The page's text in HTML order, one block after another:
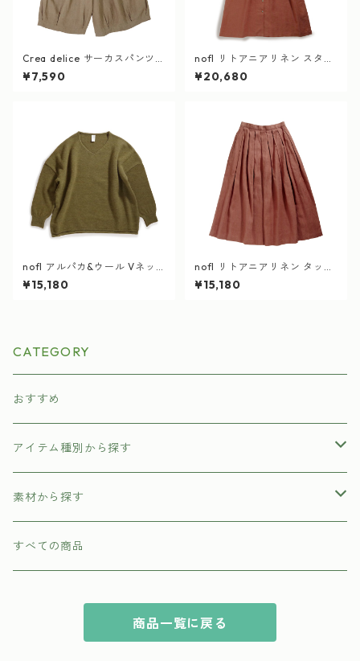
Crea delice サーカスパンツ
オーガニックリネン100%
カーキ
¥7,590
nofl リトアニアリネン スタン
ドカラーワンピース テラコ
ッタ
¥20,680
nofl アルパカ&ウール Vネッ
クプルオーバー カーキ
¥15,180
nofl リトアニアリネン タック
スカート テラコッタ
¥15,180
CATEGORY
おすすめ
アイテム種別から探す
トップス
ワンピース
素材から探す
オーガニックコットン
すべての商品
商品一覧に戻る